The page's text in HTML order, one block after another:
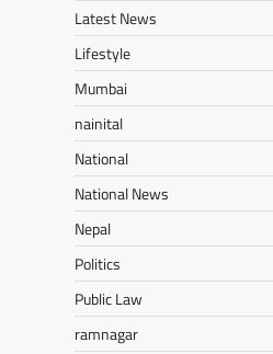
Latest News
Lifestyle
Mumbai
nainital
National
National News
Nepal
Politics
Public Law
ramnagar